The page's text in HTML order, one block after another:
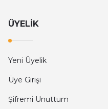
ÜYELİK
Yeni Üyelik
Üye Girişi
Şifremi Unuttum